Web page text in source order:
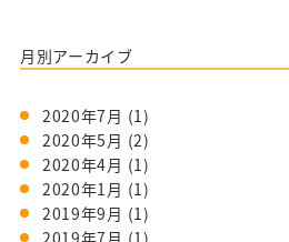
月別アーカイブ
2020年7月 (1)
2020年5月 (2)
2020年4月 (1)
2020年1月 (1)
2019年9月 (1)
2019年7月 (1)